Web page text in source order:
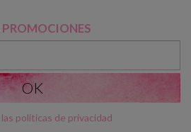
PROMOCIONES
las políticas de privacidad